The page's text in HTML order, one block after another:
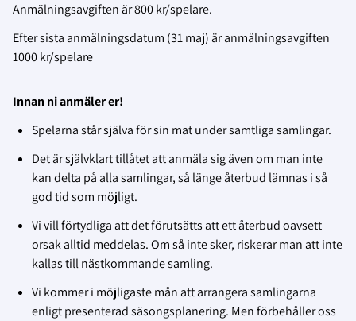
Anmälningsavgiften är 800 kr/spelare.
Efter sista anmälningsdatum (31 maj) är anmälningsavgiften
1000 kr/spelare
Innan ni anmäler er!
Spelarna står själva för sin mat under samtliga samlingar.
Det är självklart tillåtet att anmäla sig även om man inte
kan delta på alla samlingar, så länge återbud lämnas i så
god tid som möjligt.
Vi vill förtydliga att det förutsätts att ett återbud oavsett
orsak alltid meddelas. Om så inte sker, riskerar man att inte
kallas till nästkommande samling.
Vi kommer i möjligaste mån att arrangera samlingarna
enligt presenterad säsongsplanering. Men förbehåller oss